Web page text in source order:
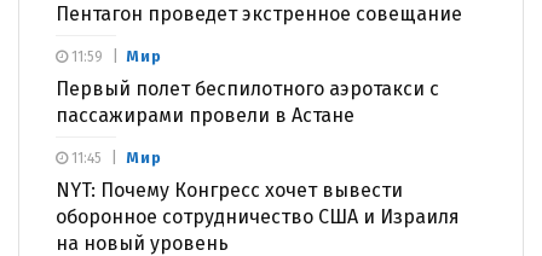
Пентагон проведет экстренное совещание
Мир
Первый полет беспилотного аэротакси с
пассажирами провели в Астане
11:59
Мир
NYT: Почему Конгресс хочет вывести
оборонное сотрудничество США и Израиля
на новый уровень
11:45